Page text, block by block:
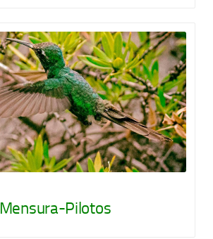
Mensura-Pilotos